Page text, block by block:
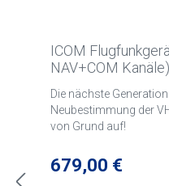
ICOM
NAV+COM Kanäle)
Die nächste
Neubestimmung der
von Grund auf!
Regulärer Preis:
679,00 €